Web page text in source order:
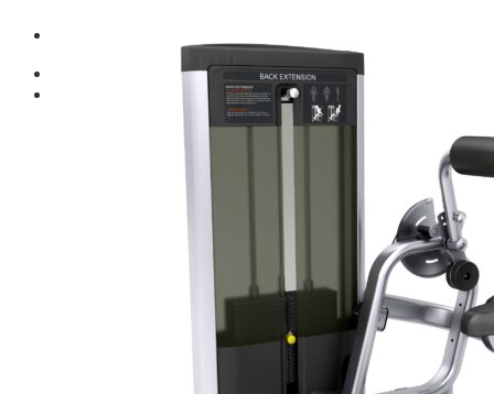
Giàn Tạ Đa Năng
Xe Đạp Tập Thể Dục
Máy Tập Thể Dục ( Cardio )
Máy Chạy Bộ
Xe Đạp Tập Thể Dục
Xe đạp ngồi có tựa lưng
Máy Trượt Tuyết
Máy Chèo Thuyền
Máy Leo Cầu Thang
Máy Rung Bụng
Máy tập phục hồi chức năng
Thiết Bị Phòng Gym chuyên dụng
Máy Khối Tập Với Cáp